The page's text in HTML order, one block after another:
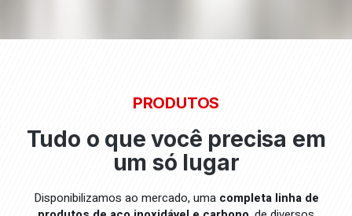
PRODUTOS
Tudo o que você precisa em
um só lugar
Disponibilizamos ao mercado, uma completa linha de